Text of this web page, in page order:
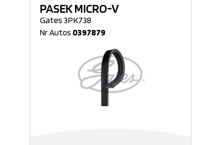
PASEK MICRO-V
Gates 3PK738
Nr Autos 0397879